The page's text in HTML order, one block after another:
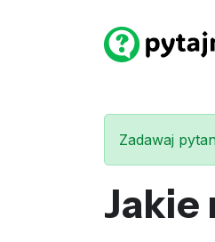
Zadawaj
Jakie